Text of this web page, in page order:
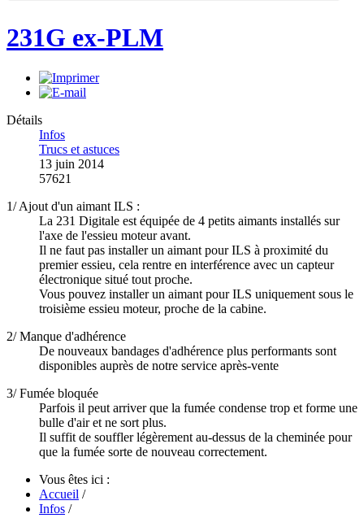
231G ex-PLM
Détails
Infos
Trucs et astuces
13 juin 2014
57621
1/ Ajout d'un aimant ILS :
La 231 Digitale est équipée de 4 petits aimants installés sur
l'axe de l'essieu moteur avant.
Il ne faut pas installer un aimant pour ILS à proximité du
premier essieu, cela rentre en interférence avec un capteur
électronique situé tout proche.
Vous pouvez installer un aimant pour ILS uniquement sous le
troisième essieu moteur, proche de la cabine.
2/ Manque d'adhérence
De nouveaux bandages d'adhérence plus performants sont
disponibles auprès de notre service après-vente
3/ Fumée bloquée
Parfois il peut arriver que la fumée condense trop et forme une
bulle d'air et ne sort plus.
Il suffit de souffler légèrement au-dessus de la cheminée pour
que la fumée sorte de nouveau correctement.
Vous êtes ici :
Accueil /
Infos /